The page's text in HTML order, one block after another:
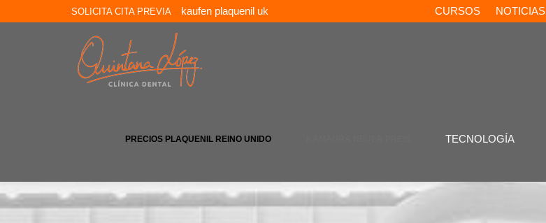
SOLICITA CITA PREVIA kaufen plaquenil uk CURSOS NOTICIAS
PRECIOS PLAQUENIL REINO UNIDO TECNOLOGÍA